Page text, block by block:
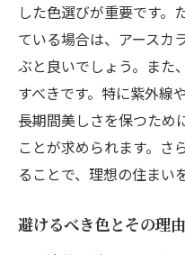
外壁塗装の三
外壁塗装の三
外壁塗装業者選び
信頼できる外
外壁塗装業者
理想の外壁塗
優良な外壁塗
した色選びが重要です。
ている場合は、アースカ
ぶと良いでしょう。また
すべきです。特に紫外線
長期間美しさを保つため
ことが求められます。さ
ることで、理想の住まい
避けるべき色とその理